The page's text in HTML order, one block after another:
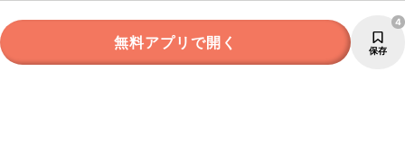
無料アプリで開く 保存
4